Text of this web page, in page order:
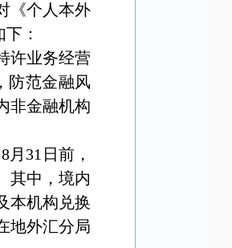
《个人本外
：
许业务经营
防范金融风
非金融机构
8月 31 日前 ，
其中，境内
本机构兑换
地外汇分局